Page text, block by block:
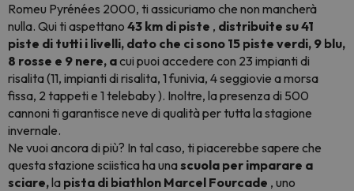
Romeu Pyrénées 2000, ti assicuriamo che non mancherà
nulla. Qui ti aspettano 43 km di piste , distribuite su 41
piste di tutti i livelli, dato che ci sono 15 piste verdi, 9 blu,
8 rosse e 9 nere, acui puoi accedere con 23 impianti di
risalita (11, impianti di risalita, 1 funivia, 4 seggiovie a morsa
fissa, 2 tappeti e 1 telebaby). Inoltre, la presenza di 500
cannoni ti garantisce neve di qualità per tutta la stagione
invernale.
Ne vuoi ancora di più? In tal caso, ti piacerebbe sapere che
questa stazione sciistica ha unascuola per imparare a
sciare,la pista di biathlon Marcel Fourcade , uno